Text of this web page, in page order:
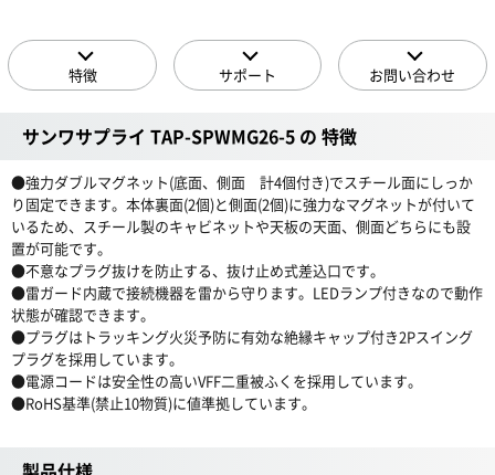
特徴 サポート お問い合わせ
サンワサプライ TAP-SPWMG26-5 の 特徴
●強力ダブルマグネット(底面、側面 計4個付き)でスチール面にしっか
り固定できます。本体裏面(2個)と側面(2個)に強力なマグネットが付いて
いるため、スチール製のキャビネットや天板の天面、側面どちらにも設
置が可能です。
●不意なプラグ抜けを防止する、抜け止め式差込口です。
●雷ガード内蔵で接続機器を雷から守ります。LEDランプ付きなので動作
状態が確認できます。
●プラグはトラッキング火災予防に有効な絶縁キャップ付き2Pスイング
プラグを採用しています。
●電源コードは安全性の高いVFF二重被ふくを採用しています。
●RoHS基準(禁止10物質)に値準拠しています。